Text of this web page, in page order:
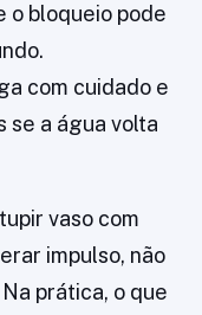
o bloqueio pode
com cuidado e
se a água volta
vaso com
impulso, não
prática, o que